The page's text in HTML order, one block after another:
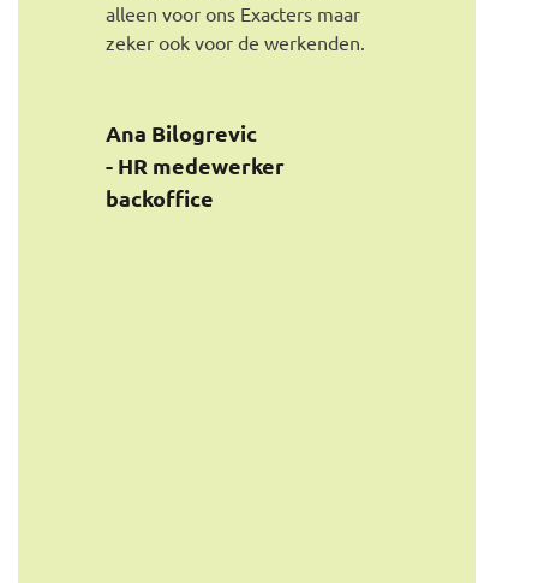
alleen voor ons Exacters maar
zeker ook voor de werkenden.
Ana Bilogrevic
- HR medewerker
backoffice